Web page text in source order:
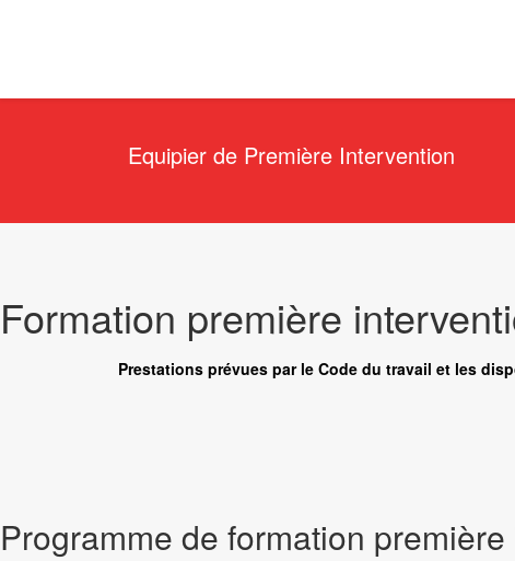
Equipier de Première Intervention
Formation première
Prestations prévues par le Code du travail et les
Programme de formation